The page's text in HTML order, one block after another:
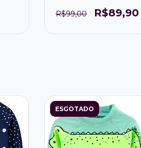
UV FPS50+
R$99,00 R$89,90
ESGOTADO